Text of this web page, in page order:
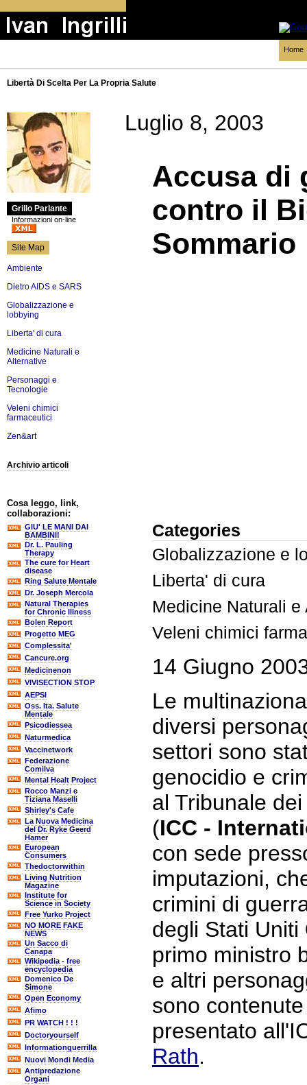
Home
Libertà Di Scelta Per La Propria Salute
Grillo Parlante
Informazioni on-line
Site Map
Ambiente
Dietro AIDS e SARS
Globalizzazione e
lobbying
Liberta' di cura
Medicine Naturali e
Alternative
Personaggi e
Tecnologie
Veleni chimici
farmaceutici
Zen&art
Archivio articoli
Cosa leggo, link,
collaborazioni:
GIU' LE MANI DAI
BAMBINI!
Dr. L. Pauling
Therapy
The cure for Heart
disease
Ring Salute Mentale
Dr. Joseph Mercola
Natural Therapies
for Chronic Illness
Bolen Report
Progetto MEG
Complessita'
Cancure.org
Medicinenon
VIVISECTION STOP
AEPSI
Oss. Ita. Salute
Mentale
Psicodiessea
Naturmedica
Vaccinetwork
Federazione
Comilva
Mental Healt Project
Rocco Manzi e
Tiziana Maselli
Shirley's Cafe
La Nuova Medicina
del Dr. Ryke Geerd
Hamer
European
Consumers
Thedoctorwithin
Living Nutrition
Magazine
Institute for
Science in Society
Free Yurko Project
NO MORE FAKE
NEWS
Un Sacco di
Canapa
Wikipedia - free
encyclopedia
Domenico De
Simone
Open Economy
Afimo
PR WATCH ! ! !
Doctoryourself
Informationguerrilla
Nuovi Mondi Media
Antipredazione
Organi
Luglio 8, 2003
Accusa di
contro il
Sommario
Categories
Globalizzazione e
Liberta' di cura
Medicine Naturali e
Veleni chimici
14 Giugno
Le
diversi
settori sono
genocidio e
al Tribunale
(ICC -
con sede
imputazioni,
crimini di
degli Stati Uniti
primo ministro
e altri
sono
presentato
Rath.